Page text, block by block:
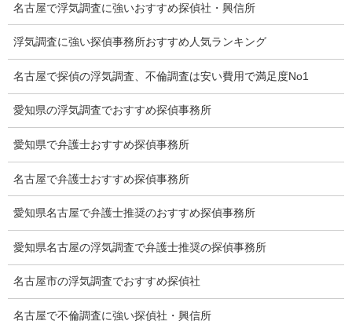
契約後も変わらず親切に対応し、調査は信義誠実に行い、調査終
了後もご依頼人に対して適切なアドバイスが出来る探偵社が優れ
ております。
調査料金の高い探偵社は？
探偵社の調査料金はまちまちです。
調査料金だけで高い安いは判断できません。
劣る探偵社もあります。
稼働制と時間制の違いは？
例えば1稼働5時間8万円の場合の延長料金は、1時間でも5
時間でも8万円発生します。
基本料金が1稼働4万円の場合の延長料金は、4万円を合わせて1稼
働12万円になる探偵社もあります。
名古屋で浮気調査に強いおすすめ探偵社・興信所
浮気調査に強い探偵事務所おすすめ人気ランキング
名古屋で探偵の浮気調査、不倫調査は安い費用で満足度No1
愛知県の浮気調査でおすすめ探偵事務所
愛知県で弁護士おすすめ探偵事務所
名古屋で弁護士おすすめ探偵事務所
愛知県名古屋で弁護士推奨のおすすめ探偵事務所
愛知県名古屋の浮気調査で弁護士推奨の探偵事務所
名古屋市の浮気調査でおすすめ探偵社
名古屋で不倫調査に強い探偵社・興信所